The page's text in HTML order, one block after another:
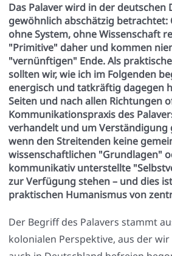
Das Palaver wird in der deutschen
gewöhnlich abschätzig betrachtet:
ohne System, ohne Wissenschaft
"Primitive" daher und kommen
"vernünftigen" Ende. Als
sollten wir, wie ich im Folgenden
energisch und tatkräftig dagegen
Seiten und nach allen Richtungen
Kommunikationspraxis des
verhandelt und um Verständigung
wenn den Streitenden keine
wissenschaftlichen "Grundlagen"
kommunikativ unterstellte
zur Verfügung stehen – und dies
praktischen Humanismus von
Der Begriff des Pala­vers stammt
kolo­nia­len Per­spek­ti­ve, aus der